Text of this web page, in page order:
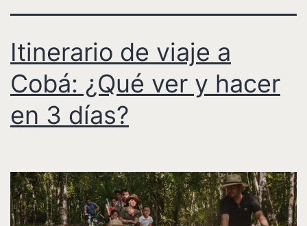
Itinerario de viaje a
Cobá: ¿Qué ver y hacer
en 3 días?